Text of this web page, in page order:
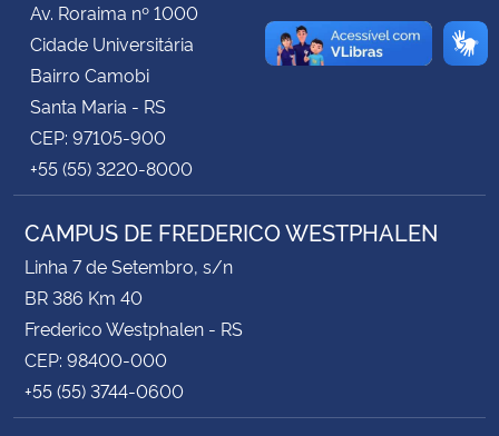
Secretaria-Geral
Secretaria de Governo
Gabinete de Segurança Institucional
Advocacia-Geral da União
Av. Roraima nº 1000
Cidade Universitária
Bairro Camobi
Santa Maria - RS
CEP: 97105-900
+55 (55) 3220-8000
CAMPUS DE FREDERICO WESTPHALEN
Linha 7 de Setembro, s/n
BR 386 Km 40
Frederico Westphalen - RS
CEP: 98400-000
+55 (55) 3744-0600